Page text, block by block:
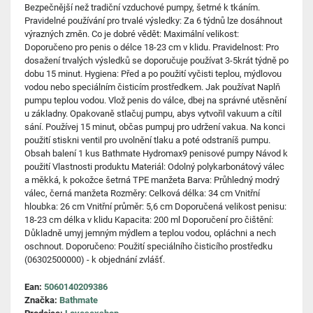
Bezpečnější než tradiční vzduchové pumpy, šetrné k tkáním.
Pravidelné používání pro trvalé výsledky: Za 6 týdnů lze dosáhnout
výrazných změn. Co je dobré vědět: Maximální velikost:
Doporučeno pro penis o délce 18-23 cm v klidu. Pravidelnost: Pro
dosažení trvalých výsledků se doporučuje používat 3-5krát týdně po
dobu 15 minut. Hygiena: Před a po použití vyčisti teplou, mýdlovou
vodou nebo speciálním čisticím prostředkem. Jak používat Naplň
pumpu teplou vodou. Vlož penis do válce, dbej na správné utěsnění
u základny. Opakovaně stlačuj pumpu, abys vytvořil vakuum a cítil
sání. Používej 15 minut, občas pumpuj pro udržení vakua. Na konci
použití stiskni ventil pro uvolnění tlaku a poté odstraníš pumpu.
Obsah balení 1 kus Bathmate Hydromax9 penisové pumpy Návod k
použití Vlastnosti produktu Materiál: Odolný polykarbonátový válec
a měkká, k pokožce šetrná TPE manžeta Barva: Průhledný modrý
válec, černá manžeta Rozměry: Celková délka: 34 cm Vnitřní
hloubka: 26 cm Vnitřní průměr: 5,6 cm Doporučená velikost penisu:
18-23 cm délka v klidu Kapacita: 200 ml Doporučení pro čištění:
Důkladně umyj jemným mýdlem a teplou vodou, opláchni a nech
oschnout. Doporučeno: Použití speciálního čisticího prostředku
(06302500000) - k objednání zvlášť.
Ean: 5060140209386
Značka: Bathmate